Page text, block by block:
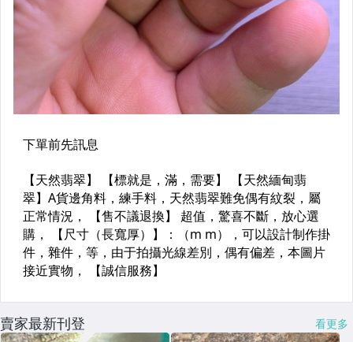
賣家最新刊登 看更多